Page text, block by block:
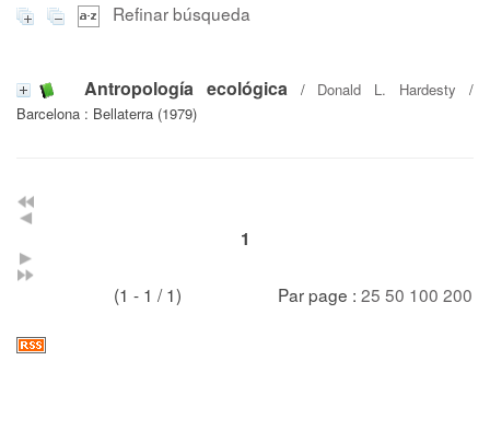
Refinar búsqueda
Antropología ecológica/ Donald L. Hardesty /
Barcelona : Bellaterra (1979)
1
(1 - 1 / 1) Par page : 25 50 100 200